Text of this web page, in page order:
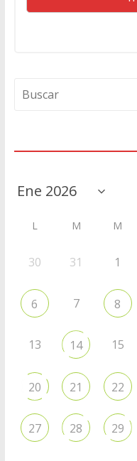
L M M
30 31 1
6 7 8
13 14 15
20 21 22
27 28 29